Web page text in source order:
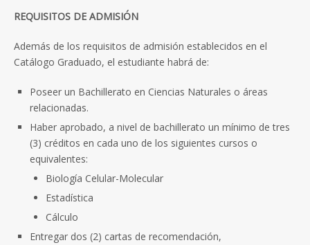
REQUISITOS DE ADMISIÓN
Además de los requisitos de admisión establecidos en el
Catálogo Graduado, el estudiante habrá de:
Poseer un Bachillerato en Ciencias Naturales o áreas
relacionadas.
Haber aprobado, a nivel de bachillerato un mínimo de tres
(3) créditos en cada uno de los siguientes cursos o
equivalentes:
Biología Celular-Molecular
Estadística
Cálculo
Entregar dos (2) cartas de recomendación,